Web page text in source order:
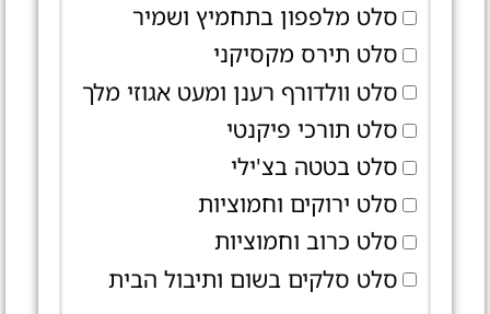
סלט מלפפון בתחמיץ ושמיר
סלט תירס מקסיקני
סלט וולדורף רענן ומעט אגוזי מלך
סלט תורכי פיקנטי
סלט בטטה בצ'ילי
סלט ירוקים וחמוציות
סלט כרוב וחמוציות
סלט סלקים בשום ותיבול הבית